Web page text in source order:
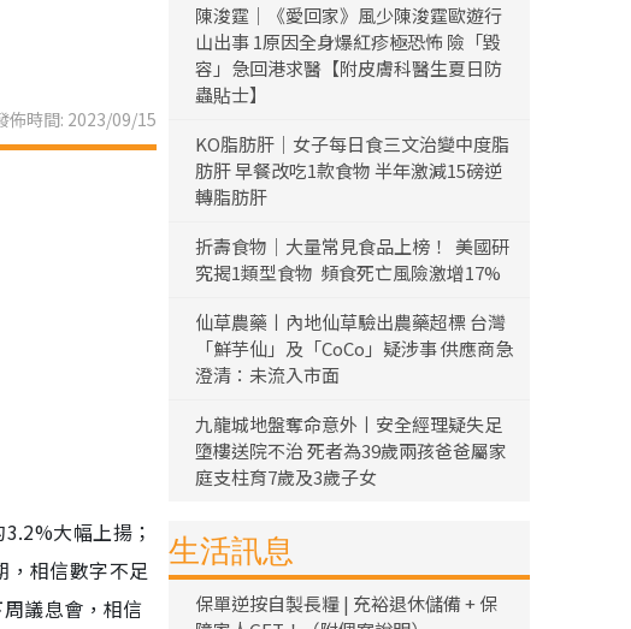
佈時間: 2023/09/15
大幅上揚；
相信數字不足
議息會，相信
陳浚霆｜《愛回家》風少陳浚霆歐遊行
山出事 1原因全身爆紅疹極恐怖 險「毀
容」急回港求醫【附皮膚科醫生夏日防
蟲貼士】
KO脂肪肝｜女子每日食三文治變中度脂
肪肝 早餐改吃1款食物 半年激減15磅逆
轉脂肪肝
折壽食物｜大量常見食品上榜！ 美國研
究揭1類型食物 頻食死亡風險激增17%
仙草農藥丨內地仙草驗出農藥超標 台灣
「鮮芋仙」及「CoCo」疑涉事 供應商急
澄清：未流入市面
九龍城地盤奪命意外丨安全經理疑失足
墮樓送院不治 死者為39歲兩孩爸爸屬家
庭支柱育7歲及3歲子女
生活訊息
保單逆按自製長糧 | 充裕退休儲備 + 保